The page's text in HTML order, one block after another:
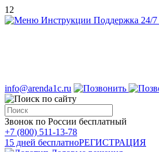
12
Инструкции Поддержка 24/7
info@arenda1c.ru
Звонок по России бесплатный
+7 (800) 511-13-78
15 дней бесплатноРЕГИСТРАЦИЯ